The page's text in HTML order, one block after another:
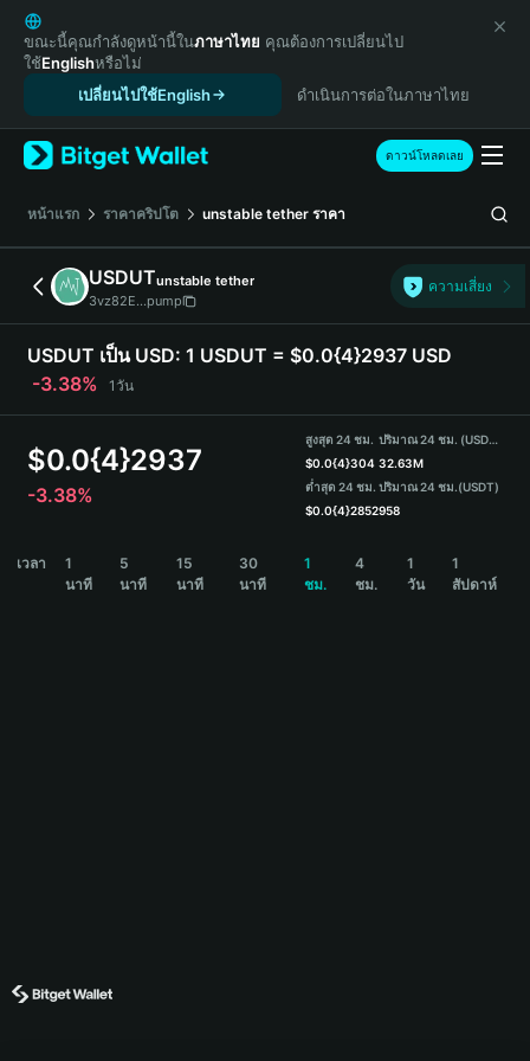
English
日本語
Tiếng Việt
Español (Latinoamérica)
Türkçe
Français
Deutsch
简体中文
繁體中文
Português (Portugal)
Bahasa Indonesia
ภาษาไทย
हिन्दी
Español
Português (Brasil)
ขณะนี้คุณกำลังดูหน้านี้ในภาษาไทย คุณต้องการเปลี่ยนไป
ใช้Englishหรือไม่
เปลี่ยนไปใช้English
ดำเนินการต่อในภาษาไทย
ดาวน์โหลดเลย
หน้าแรก ราคาคริปโต unstable tether ราคา
USDUTunstable tether
3vz82E...pump
ความเสี่ยง
USDUT เป็น USD: 1 USDUT = $0.0{4}2937 USD
-3.38%
1วัน
$0.0{4}2937
-3.38%
สูงสุด 24 ชม.
$0.0{4}304
ต่ำสุด 24 ชม.
$0.0{4}2852
ปริมาณ 24 ชม. (USDUT)
32.63M
ปริมาณ 24 ชม.(USDT)
958
เวลา
1
นาที
5
นาที
15
นาที
30
นาที
1
ชม.
4
ชม.
1
วัน
1
สัปดาห์